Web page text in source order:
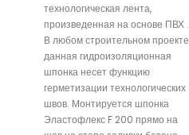
технологическая лента,
произведенная на основе ПВХ .
В любом строительном проекте
данная гидроизоляционная
шпонка несет функцию
герметизации технологических
швов. Монтируется шпонка
Эластофлекс F 200 прямо на